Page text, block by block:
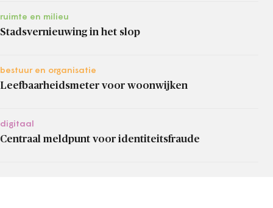
ruimte en milieu
Stadsvernieuwing in het slop
bestuur en organisatie
Leefbaarheidsmeter voor woonwijken
digitaal
Centraal meldpunt voor identiteitsfraude